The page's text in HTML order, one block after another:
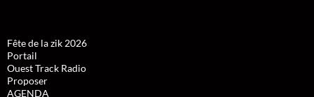
Fête de la zik 2026
Portail
Ouest Track Radio
Proposer
AGENDA